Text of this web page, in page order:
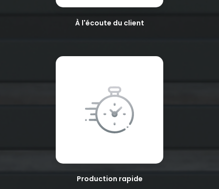
À l'écoute du client
Production rapide